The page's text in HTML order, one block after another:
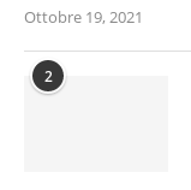
Ottobre 19, 2021
2